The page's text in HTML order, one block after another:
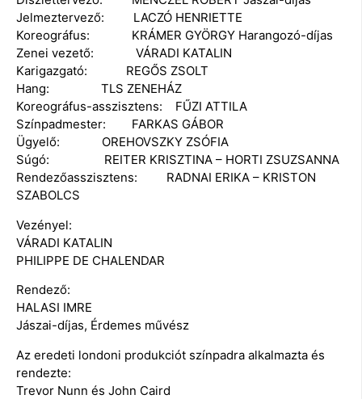
Jelmeztervező: LACZÓ HENRIETTE
Koreográfus: KRÁMER GYÖRGY Harangozó-díjas
Zenei vezető: VÁRADI KATALIN
Karigazgató: REGŐS ZSOLT
Hang: TLS ZENEHÁZ
Koreográfus-asszisztens: FŰZI ATTILA
Színpadmester: FARKAS GÁBOR
Ügyelő: OREHOVSZKY ZSÓFIA
Súgó: REITER KRISZTINA – HORTI ZSUZSANNA
Rendezőasszisztens: RADNAI ERIKA – KRISTON
SZABOLCS
Vezényel:
VÁRADI KATALIN
PHILIPPE DE CHALENDAR
Rendező:
HALASI IMRE
Jászai-díjas, Érdemes művész
Az eredeti londoni produkciót színpadra alkalmazta és
rendezte:
Trevor Nunn és John Caird